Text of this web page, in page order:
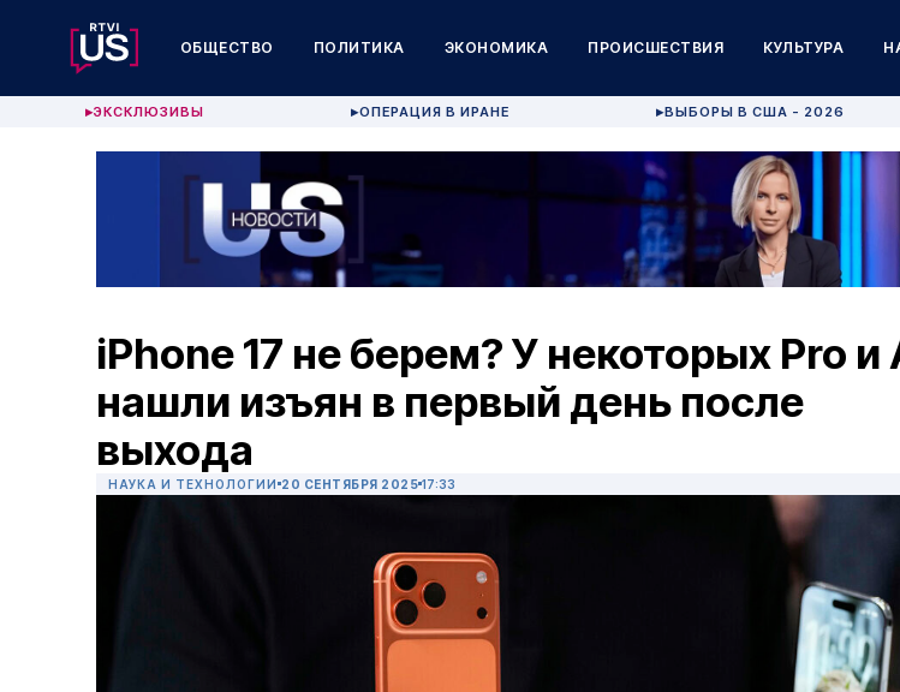
ОБЩЕСТВО ПОЛИТИКА ЭКОНОМИКА ПРОИСШЕСТВИЯ КУЛЬТУРА
▶ЭКСКЛЮЗИВЫ ▶ОПЕРАЦИЯ В ИРАНЕ ▶ВЫБОРЫ В США - 2026
iPhone 17 не берем? У некоторых Pro и
нашли изъян в первый день после
выхода
НАУКА И ТЕХНОЛОГИИ 20 СЕНТЯБРЯ 2025 17:33